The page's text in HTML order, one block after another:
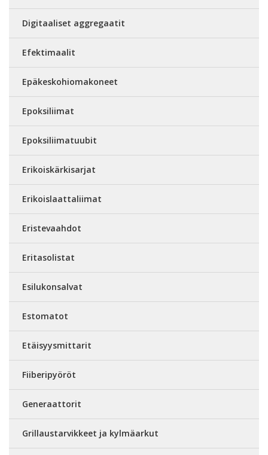
Digitaaliset aggregaatit
Efektimaalit
Epäkeskohiomakoneet
Epoksiliimat
Epoksiliimatuubit
Erikoiskärkisarjat
Erikoislaattaliimat
Eristevaahdot
Eritasolistat
Esilukonsalvat
Estomatot
Etäisyysmittarit
Fiiberipyöröt
Generaattorit
Grillaustarvikkeet ja kylmäarkut